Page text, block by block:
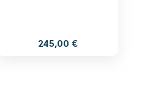
245,00 €